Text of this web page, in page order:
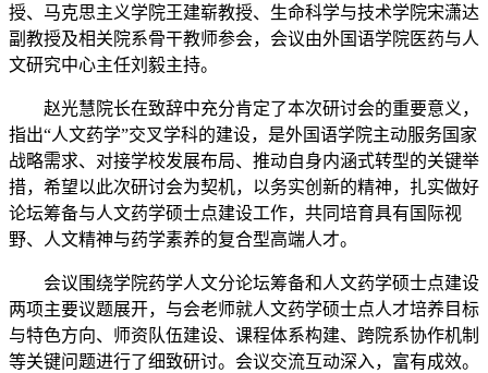
对外交流
特色品牌
English
授、马克思主义学院王建崭教授、生命科学与技术学院宋潇达
副教授及相关 院系骨干教师参会，会议由外国语学院医药与人
文研究中心主任刘毅主持。
赵光慧院长在致辞中充分肯定了本次研讨会的重要意义，
指出“人文药学”交叉学科的建设，是外国语学院主动服务国家
战略需求、对接学校发展布局、推动自身内涵式转型的关键举
措， 希望以此次研讨会为契机，以务实创新的精神，扎实做好
论坛筹备与人文药学硕士点建设工作，共同培育具有国际视
野、人文精神与药学素养的复合型高端人才。
会议围绕学院药学人文分论坛筹备和人文药学硕士点建设
两项主要议题展开，与会老师就人文药学硕士点人才培养目标
与特色方向、 师资队伍建设、 课程体系构建、 跨院系协作机制
等关键问题进行了细致研讨。 会议交流互动深入 ， 富有成效。